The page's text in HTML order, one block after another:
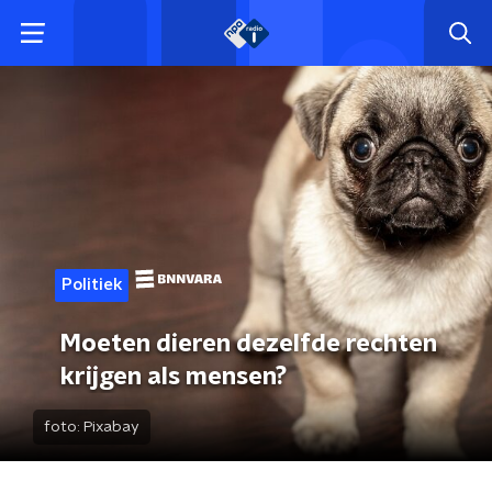
Politiek
Moeten dieren dezelfde rechten
krijgen als mensen?
foto: Pixabay